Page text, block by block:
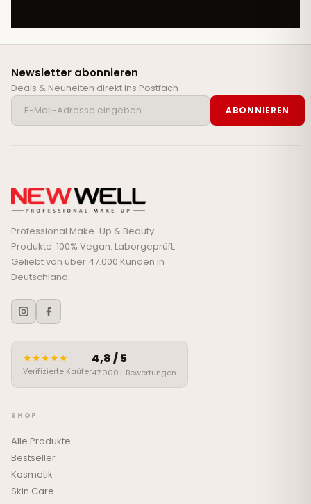
Newsletter abonnieren
Deals & Neuheiten direkt ins Postfach
ABONNIEREN
Professional Make-Up & Beauty-
Produkte. 100% Vegan. Laborgeprüft.
Geliebt von über 47.000 Kunden in
Deutschland.
★★★★★
Verifizierte Kaüfer
4,8 / 5
47.000+ Bewertungen
SHOP
Alle Produkte
Bestseller
Kosmetik
Skin Care